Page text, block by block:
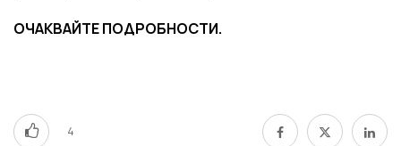
ОЧАКВАЙТЕ ПОДРОБНОСТИ.
4